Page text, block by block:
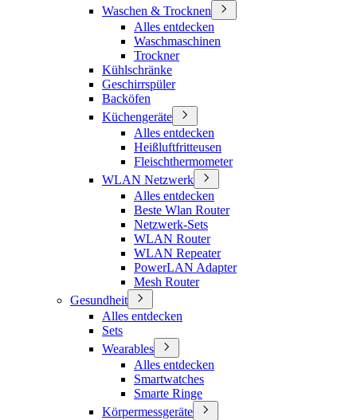
Waschen & Trocknen
Alles entdecken
Waschmaschinen
Trockner
Kühlschränke
Geschirrspüler
Backöfen
Küchengeräte
Alles entdecken
Heißluftfritteusen
Fleischthermometer
WLAN Netzwerk
Alles entdecken
Beste Wlan Router
Netzwerk-Sets
WLAN Router
WLAN Repeater
PowerLAN Adapter
Mesh Router
Gesundheit
Alles entdecken
Sets
Wearables
Alles entdecken
Smartwatches
Smarte Ringe
Körpermessgeräte